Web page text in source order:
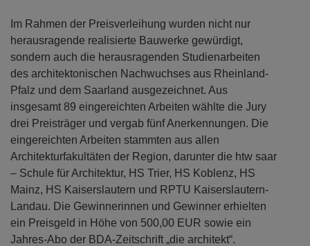
Im Rahmen der Preisverleihung wurden nicht nur
herausragende realisierte Bauwerke gewürdigt,
sondern auch die herausragenden Studienarbeiten
des architektonischen Nachwuchses aus Rheinland-
Pfalz und dem Saarland ausgezeichnet. Aus
insgesamt 89 eingereichten Arbeiten wählte die Jury
drei Preisträger und vergab fünf Anerkennungen. Die
eingereichten Arbeiten stammten aus allen
Architekturfakultäten der Region, darunter die htw saar
– Schule für Architektur, HS Trier, HS Koblenz, HS
Mainz, HS Kaiserslautern und RPTU Kaiserslautern-
Landau. Die Gewinnerinnen und Gewinner erhielten
ein Preisgeld in Höhe von 500,00 EUR sowie ein
Jahres-Abo der BDA-Zeitschrift „die architekt“.